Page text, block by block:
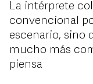
La intérprete
convencional
escenario, sino
mucho más
piensa